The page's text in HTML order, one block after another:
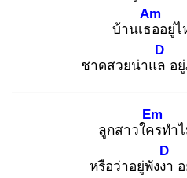
บ้านเธอ
Am
อยู่
ชาดสวยน่าแล
D
อ
ลูกสาวใคร
Em
ทำ
หรือว่าอยู่พังงา
D